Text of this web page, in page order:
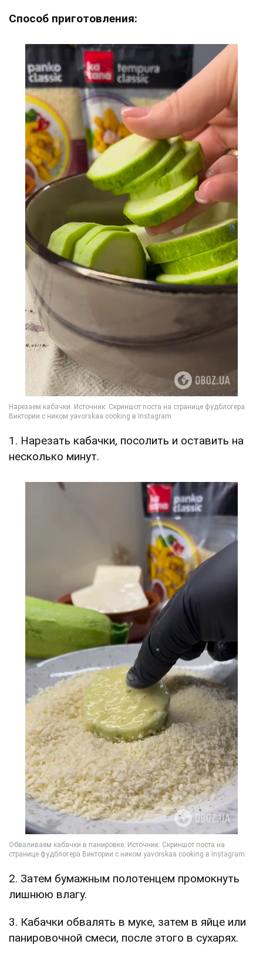
Способ приготовления:
1. Нарезать кабачки, посолить и оставить на
несколько минут.
2. Затем бумажным полотенцем промокнуть
лишнюю влагу.
3. Кабачки обвалять в муке, затем в яйце или
панировочной смеси, после этого в сухарях.